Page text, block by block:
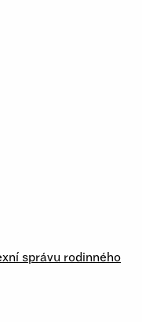
správu rodinného